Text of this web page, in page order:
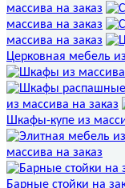
массива на заказ
массива на заказ
массива на заказ
Церковная мебель
из массива на заказ
Шкафы-купе из
массива на заказ
Барные стойки на